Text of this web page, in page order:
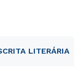
LITERÁRIA